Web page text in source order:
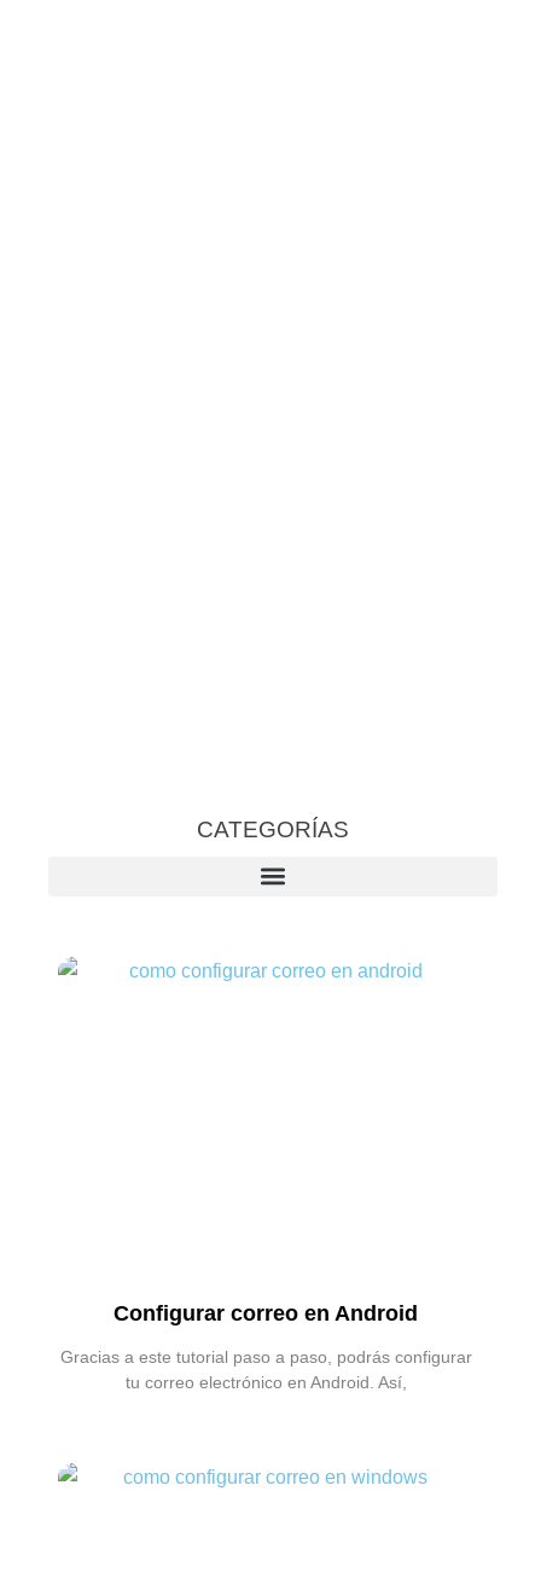
CATEGORÍAS
Configurar correo en Android
Gracias a este tutorial paso a paso, podrás configurar
tu correo electrónico en Android. Así,